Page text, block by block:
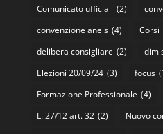
Comunicato ufficiali (2)
convenzione aneis (4) Corsi
delibera consigliare (2)
Elezioni 20/09/24 (3) focus
Formazione Professionale (4)
L. 27/12 art. 32 (2) Nuovo